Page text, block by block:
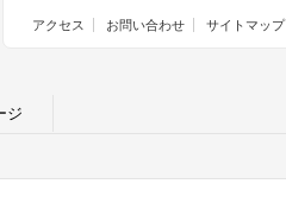
アクセス お問い合わせ サイトマップ
ジ